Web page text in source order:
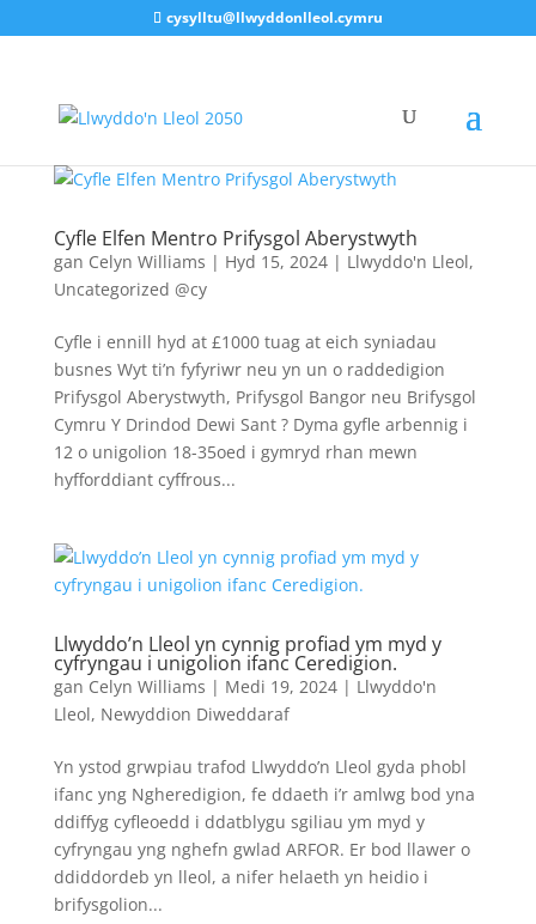
cysylltu@llwyddonlleol.cymru
Cyfle Elfen Mentro Prifysgol Aberystwyth
gan Celyn Williams | Hyd 15, 2024| Llwyddo'n Lleol,
Uncategorized @cy
Cyfle i ennill hyd at £1000 tuag at eich syniadau
busnes Wyt ti’n fyfyriwr neu yn un o raddedigion
Prifysgol Aberystwyth, Prifysgol Bangor neu Brifysgol
Cymru Y Drindod Dewi Sant ? Dyma gyfle arbennig i
12 o unigolion 18-35oed i gymryd rhan mewn
hyfforddiant cyffrous...
Llwyddo’n Lleol yn cynnig profiad ym myd y
cyfryngau i unigolion ifanc Ceredigion.
gan Celyn Williams | Medi 19, 2024| Llwyddo'n
Lleol, Newyddion Diweddaraf
Yn ystod grwpiau trafod Llwyddo’n Lleol gyda phobl
ifanc yng Ngheredigion, fe ddaeth i’r amlwg bod yna
ddiffyg cyfleoedd i ddatblygu sgiliau ym myd y
cyfryngau yng nghefn gwlad ARFOR. Er bod llawer o
ddiddordeb yn lleol, a nifer helaeth yn heidio i
brifysgolion...